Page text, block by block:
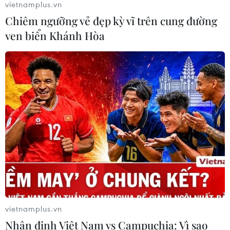
Thời tiết ngày 6/8: Bão số 3 đã di
chuyển ra ngoài Biển Đông
05/08/2026 23:15
Chủ động ứng phó với biến đổi khí
hậu trong thời kỳ mới
05/08/2026 14:57
Gần 40 điểm bị sạt lở đất do mưa lớn
tại Lào Cai
05/08/2026 14:56
vietnamplus.vn
Chiêm ngưỡng vẻ đẹp kỳ vĩ trên cung đường
ven biển Khánh Hòa
vietnamplus.vn
Nhận định Việt Nam vs Campuchia: Vì sao